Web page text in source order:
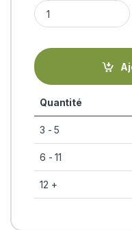
Rasashala CALCIPRAL
Quantité
3 - 5
6 - 11
12 +